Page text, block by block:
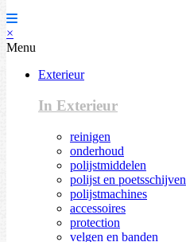
×
Menu
Exterieur
In Exterieur
reinigen
onderhoud
polijstmiddelen
polijst en poetsschijven
polijstmachines
accessoires
protection
velgen en banden